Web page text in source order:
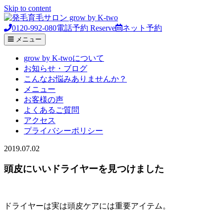
Skip to content
0120-992-080電話予約 Reserve ネット予約
メニュー
grow by K-twoについて
お知らせ・ブログ
こんなお悩みありませんか？
メニュー
お客様の声
よくあるご質問
アクセス
プライバシーポリシー
2019.07.02
頭皮にいいドライヤーを見つけました
ドライヤーは実は頭皮ケアには重要アイテム。